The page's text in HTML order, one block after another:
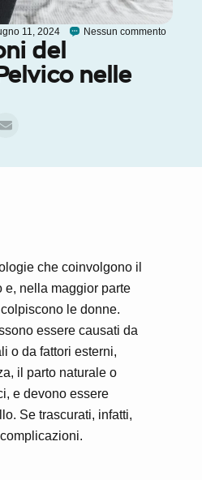
11, 2024 Nessun commento
del
nelle
che coinvolgono il
e, nella maggior parte
le donne.
essere causati da
o da fattori esterni,
il parto naturale o
e devono essere
Se trascurati, infatti,